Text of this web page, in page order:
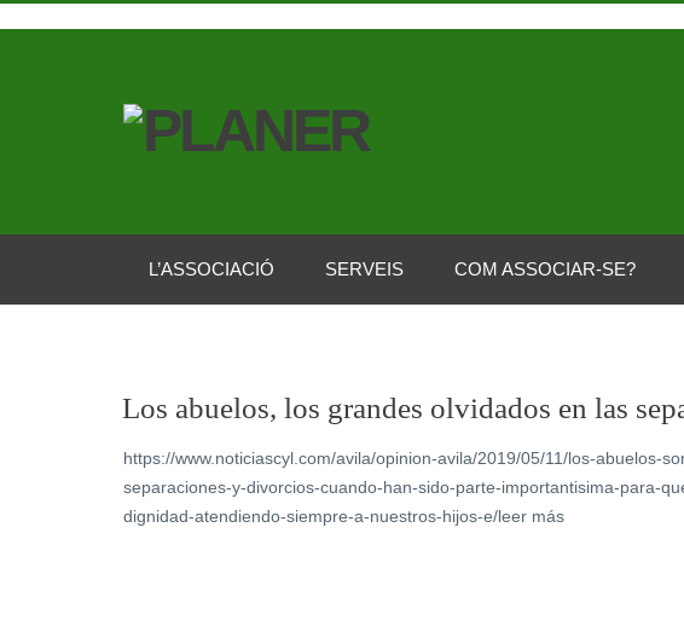
L’ASSOCIACIÓ SERVEIS COM ASSOCIAR-SE?
Los abuelos, los grandes olvidados en las
https://www.noticiascyl.com/avila/opinion-avila/2019/05/11/los-abuelos-
separaciones-y-divorcios-cuando-han-sido-parte-importantisima-para-
dignidad-atendiendo-siempre-a-nuestros-hijos-e/leer más